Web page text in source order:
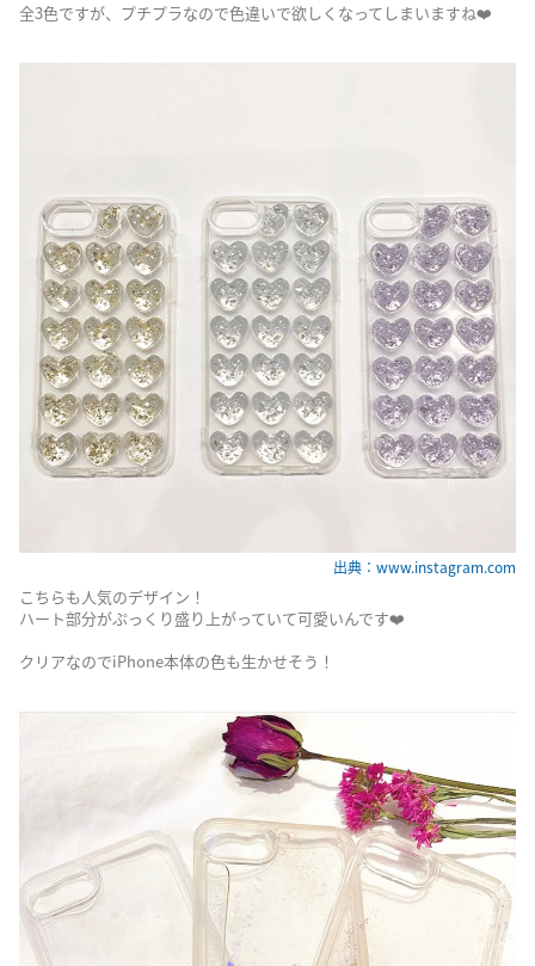
全3色ですが、プチプラなので色違いで欲しくなってしまいますね❤️
出典：www.instagram.com
こちらも人気のデザイン！
ハート部分がぷっくり盛り上がっていて可愛いんです❤️
クリアなのでiPhone本体の色も生かせそう！